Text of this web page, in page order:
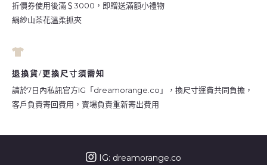
折價券使用後滿＄3000，即贈送滿額小禮物
絹紗山茶花溫柔抓夾
退換貨/更換尺寸須需知
請於7日內私訊官方IG「dreamorange.co」，換尺寸運費共同負擔，
客戶負責寄回費用，賣場負責重新寄出費用
IG: dreamorange.co